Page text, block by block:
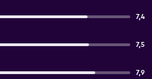
7,4
7,5
7,9